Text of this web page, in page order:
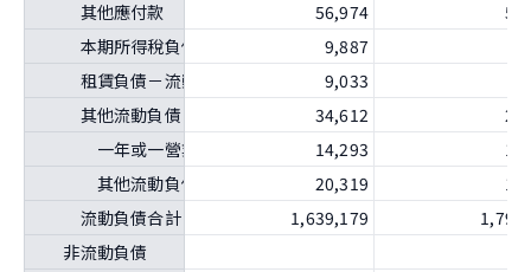
其他應付款
本期所得稅負債
租賃負債－流動
其他流動負債
一年或一營業週期內到期長期負債
其他流動負債－其他
流動負債合計
非流動負債
56,974
9,887
9,033
34,612
14,293
20,319
1,639,179